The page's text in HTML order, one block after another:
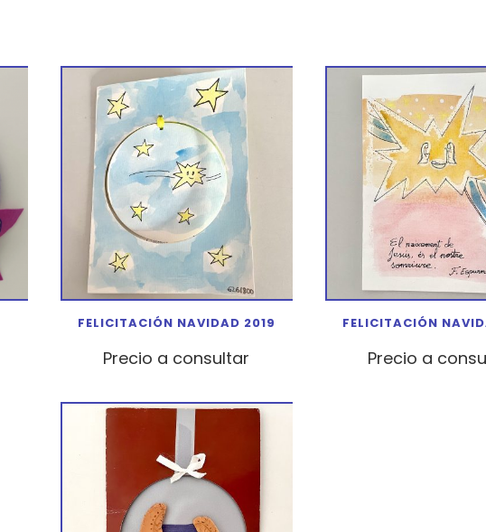
FELICITACIÓN NAVIDAD 2019
Precio a consultar
FELICITACIÓN
Precio a